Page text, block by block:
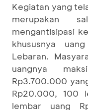
Kegiatan yang
merupakan
mengantisipasi
khususnya
Lebaran.
uangnya
Rp3.700.000
Rp20.000, 100
lembar uang